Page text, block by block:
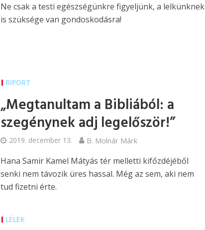
Ne csak a testi egészségünkre figyeljünk, a lelkünknek
is szüksége van gondoskodásra!
RIPORT
„Megtanultam a Bibliából: a
szegénynek adj legelőször!”
2019. december 13. B. Molnár Márk
Hana Samir Kamel Mátyás tér melletti kifőzdéjéből
senki nem távozik üres hassal. Még az sem, aki nem
tud fizetni érte.
LÉLEK